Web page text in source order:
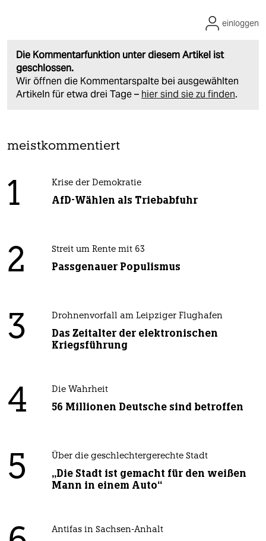
Die Kommentarfunktion unter diesem Artikel ist
geschlossen.
Wir öffnen die Kommentarspalte bei ausgewählten
Artikeln für etwa drei Tage – hier sind sie zu finden.
einloggen
meistkommentiert
1 Krise der Demokratie
AfD-Wählen als Triebabfuhr
2 Streit um Rente mit 63
Passgenauer Populismus
3 Drohnenvorfall am Leipziger Flughafen
Das Zeitalter der elektronischen
Kriegsführung
4 Die Wahrheit
56 Millionen Deutsche sind betroffen
5 Über die geschlechtergerechte Stadt
„Die Stadt ist gemacht für den weißen
Mann in einem Auto“
Antifas in Sachsen-Anhalt